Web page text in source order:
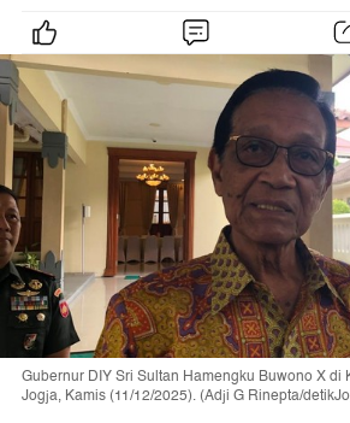
Gubernur DIY Sri Sultan Hamengku Buwono X di
Jogja, Kamis (11/12/2025). (Adji G Rinepta/